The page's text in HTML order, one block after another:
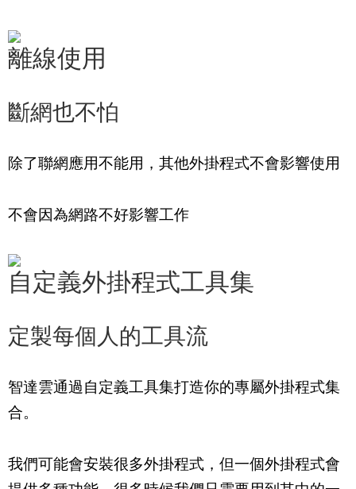
離線使用
斷網也不怕
除了聯網應用不能用，其他外掛程式不會影響使用
不會因為網路不好影響工作
自定義外掛程式工具集
定製每個人的工具流
智達雲通過自定義工具集打造你的專屬外掛程式集
合。
我們可能會安裝很多外掛程式，但一個外掛程式會